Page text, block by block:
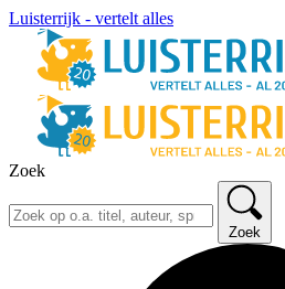
Luisterrijk - vertelt alles
Zoek
Zoek